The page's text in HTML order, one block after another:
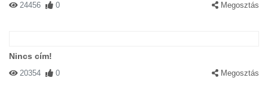
24456 0 Megosztás
Nincs cím!
20354 0 Megosztás